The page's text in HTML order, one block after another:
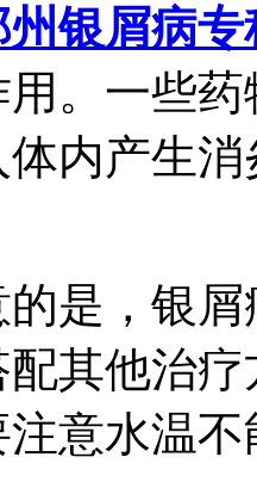
州银屑病专
。一些
体内产生
是，银
其他治
意水温